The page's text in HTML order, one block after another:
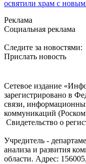
освятили храм с
Реклама
Социальная реклама
Следите за новостями:
Прислать новость
Сетевое издание
зарегистрировано в
связи,
коммуникаций
Свидетельство о
Учредитель -
анализа и развития
области. Адрес: